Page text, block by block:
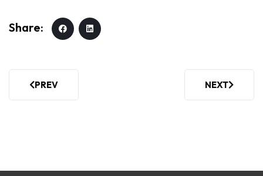
PREVIOUS ARTICLE: ¿HASTA QUÉ PUNTO LA
PREV NEXT
NEXT